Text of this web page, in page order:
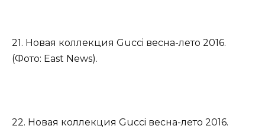
21. Новая коллекция Gucci весна-лето 2016.
(Фото: East News).
22. Новая коллекция Gucci весна-лето 2016.